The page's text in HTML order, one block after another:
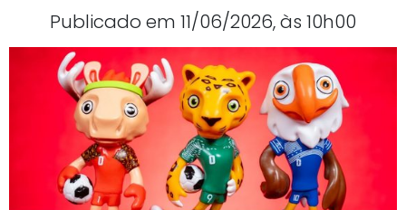
Publicado em 11/06/2026, às 10h00